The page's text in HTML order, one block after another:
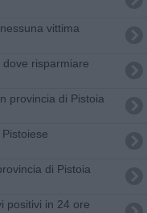
vittima
risparmiare
provincia di Pistoia
di Pistoia
positivi in 24 ore